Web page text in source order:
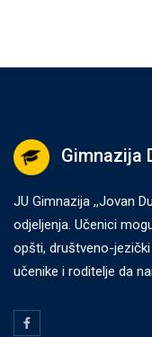
Gimnazija
JU Gimnazija ,,Jovan
odjeljenja. Učenici
opšti, društveno-
učenike i roditelje da